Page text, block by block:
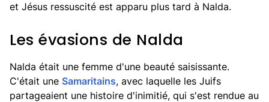
et Jésus ressuscité est apparu plus tard à Nalda.
Les évasions de Nalda
Nalda était une femme d'une beauté saisissante.
C'était une Samaritains, avec laquelle les Juifs
partageaient une histoire d'inimitié, qui s'est rendue au